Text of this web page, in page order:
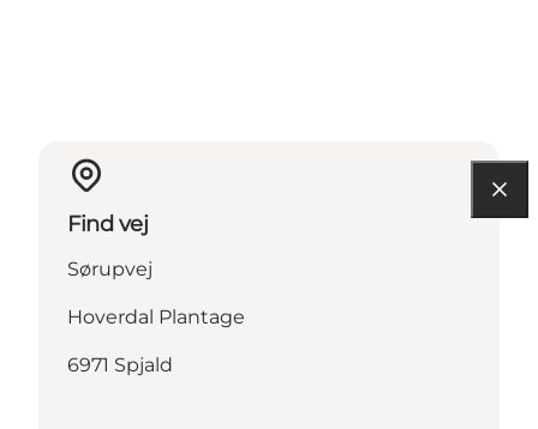
Find vej
Sørupvej
Hoverdal Plantage
6971 Spjald